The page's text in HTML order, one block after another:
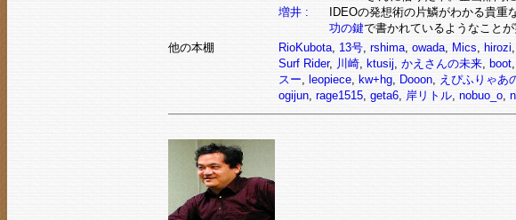
増井 :
IDEOの発想術の片鱗がわかる貴
功の鍵で書かれているようなことが
他の本棚
RioKubota, 13号, rshima, owada, Mics, hirozi,
Surf Rider, 川崎, ktusij, かえさんの未来, boot,
スー, leopiece, kw+hg, Dooon, えぴふりゃあ
ogijun, rage1515, geta6, 岸リトル, nobuo_o,